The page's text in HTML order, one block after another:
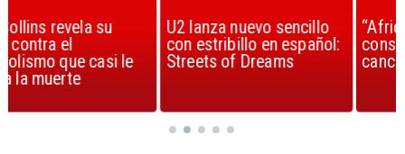
U2 lanza nuevo sencillo
con estribillo en español:
Streets of Dreams
“Africa” de Toto es
considerada la mejor
canción, según la ciencia